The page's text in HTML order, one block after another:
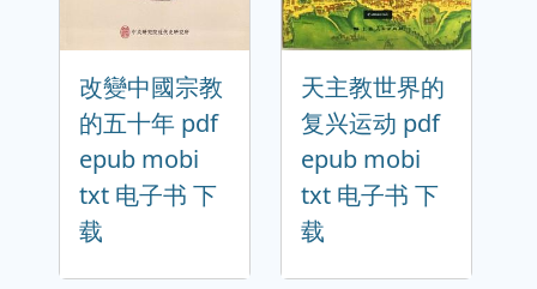
改變中國宗教
的五十年 pdf
epub mobi
txt 电子书 下
载
天主教世界的
复兴运动 pdf
epub mobi
txt 电子书 下
载